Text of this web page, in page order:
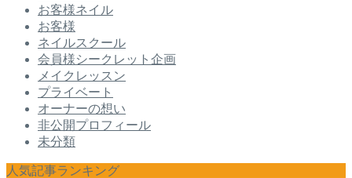
お客様ネイル
お客様
ネイルスクール
会員様シークレット企画
メイクレッスン
プライベート
オーナーの想い
非公開プロフィール
未分類
人気記事ランキング